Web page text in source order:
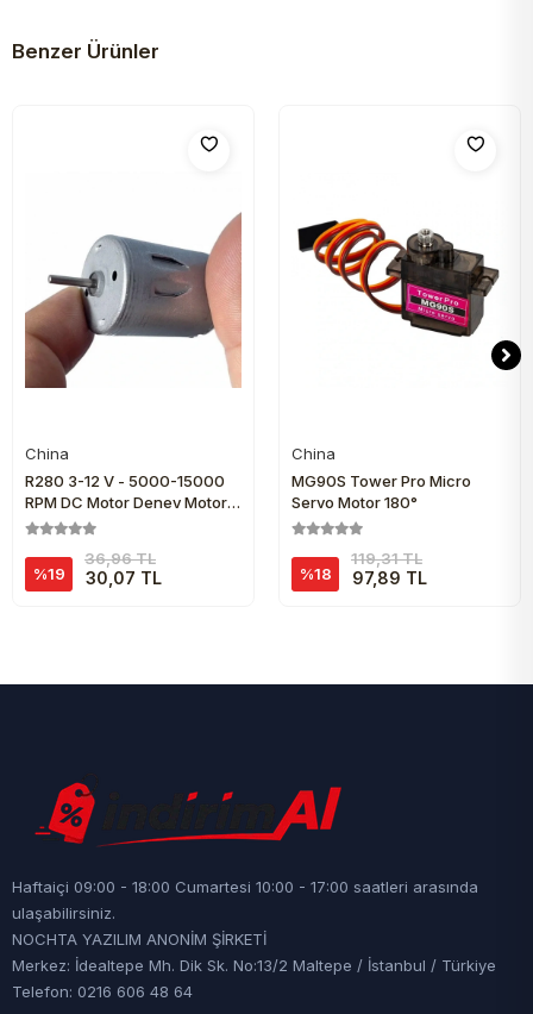
Benzer Ürünler
China
R280 3-12 V - 5000-15000
RPM DC Motor Deney Motoru
1 Adet
%19
36,96 TL
30,07 TL
China
MG90S Tower Pro Micro
Servo Motor 180°
%18
119,31 TL
97,89 TL
Haftaiçi 09:00 - 18:00 Cumartesi 10:00 - 17:00 saatleri arasında
ulaşabilirsiniz.
NOCHTA YAZILIM ANONİM ŞİRKETİ
Merkez: İdealtepe Mh. Dik Sk. No:13/2 Maltepe / İstanbul / Türkiye
Telefon: 0216 606 48 64